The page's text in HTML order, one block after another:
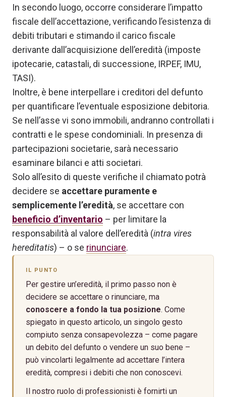
In secondo luogo, occorre considerare l’impatto
fiscale dell’accettazione, verificando l’esistenza di
debiti tributari e stimando il carico fiscale
derivante dall’acquisizione dell’eredità (imposte
ipotecarie, catastali, di successione, IRPEF, IMU,
TASI).
Inoltre, è bene interpellare i creditori del defunto
per quantificare l’eventuale esposizione debitoria.
Se nell’asse vi sono immobili, andranno controllati i
contratti e le spese condominiali. In presenza di
partecipazioni societarie, sarà necessario
esaminare bilanci e atti societari.
Solo all’esito di queste verifiche il chiamato potrà
decidere se accettare puramente e
semplicemente l’eredità, se accettare con
beneficio d’inventario – per limitare la
responsabilità al valore dell’eredità (intra vires
hereditatis) – o se rinunciare.
IL PUNTO
Per gestire un’eredità, il primo passo non è
decidere se accettare o rinunciare, ma
conoscere a fondo la tua posizione. Come
spiegato in questo articolo, un singolo gesto
compiuto senza consapevolezza – come pagare
un debito del defunto o vendere un suo bene –
può vincolarti legalmente ad accettare l’intera
eredità, compresi i debiti che non conoscevi.
Il nostro ruolo di professionisti è fornirti un